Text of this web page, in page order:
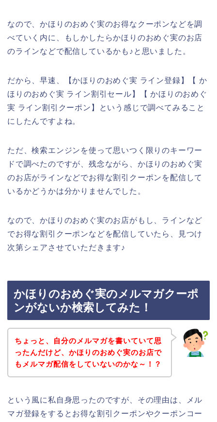
なので、かほりのおめぐ実のお得なクーポンなどを調
べていく内に、もしかしたらかほりのおめぐ実のお店
のラインなどで配信しているかも♪と思いました。
だから、早速、【かほりのおめぐ実 ライン登録】【 か
ほりのおめぐ実 ライン割引セール】【 かほりのおめぐ
実 ライン割引クーポン】という感じで調べてみること
にしたんですよね。
ただ、検索エンジンを使って思いつく限りのキーワー
ドで調べたのですが、残念ながら、かほりのおめぐ実
のお店がラインなどでお得な割引クーポンを配信して
いるかどうかは分かりませんでした。
なので、かほりのおめぐ実のお店がもし、ラインなど
でお得な割引クーポンなどを配信していたら、見つけ
次第シェアさせていただきます♪
かほりのおめぐ実のメルマガクーポ
ンがないか検索してみた！
ちょっと、自分のメルマガを書いていて思
ったんだけど、かほりのおめぐ実のお店で
もメルマガ配信をしていないのかな～！？
という風に私自身思ったのですが、その理由は、メル
マガ登録をするとお得な割引クーポンやクーポンコー